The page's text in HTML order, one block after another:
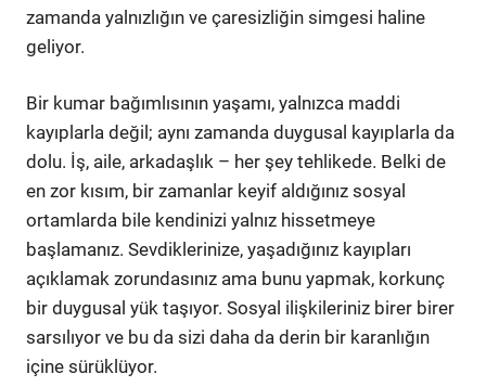
zamanda yalnızlığın ve çaresizliğin simgesi haline
geliyor.
Bir kumar bağımlısının yaşamı, yalnızca maddi
kayıplarla değil; aynı zamanda duygusal kayıplarla da
dolu. İş, aile, arkadaşlık – her şey tehlikede. Belki de
en zor kısım, bir zamanlar keyif aldığınız sosyal
ortamlarda bile kendinizi yalnız hissetmeye
başlamanız. Sevdiklerinize, yaşadığınız kayıpları
açıklamak zorundasınız ama bunu yapmak, korkunç
bir duygusal yük taşıyor. Sosyal ilişkileriniz birer birer
sarsılıyor ve bu da sizi daha da derin bir karanlığın
içine sürüklüyor.